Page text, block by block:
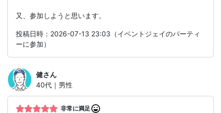
又、参加しようと思います。
投稿日時：2026-07-13 23:03（イベントジェイのパーティ
ーに参加）
健さん
40代｜男性
非常に満足